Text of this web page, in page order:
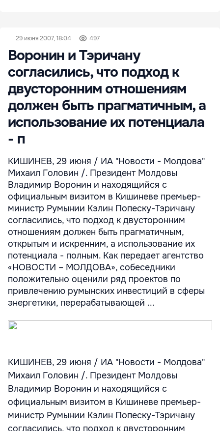
29 июня 2007, 18:04 497
Воронин и Тэричану
согласились, что подход к
двусторонним отношениям
должен быть прагматичным, а
использование их потенциала
- п
КИШИНЕВ, 29 июня / ИА "Новости - Молдова"
Михаил Головин /. Президент Молдовы
Владимир Воронин и находящийся с
официальным визитом в Кишиневе премьер-
министр Румынии Кэлин Попеску-Тэричану
согласились, что подход к двусторонним
отношениям должен быть прагматичным,
открытым и искренним, а использование их
потенциала - полным. Как передает агентство
«НОВОСТИ – МОЛДОВА», собеседники
положительно оценили ряд проектов по
привлечению румынских инвестиций в сферы
энергетики, перерабатывающей ...
КИШИНЕВ, 29 июня / ИА "Новости - Молдова"
Михаил Головин /. Президент Молдовы
Владимир Воронин и находящийся с
официальным визитом в Кишиневе премьер-
министр Румынии Кэлин Попеску-Тэричану
согласились, что подход к двусторонним